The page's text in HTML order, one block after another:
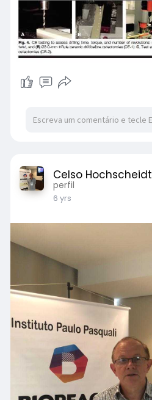
Celso Hochscheidt
perfil
6 yrs